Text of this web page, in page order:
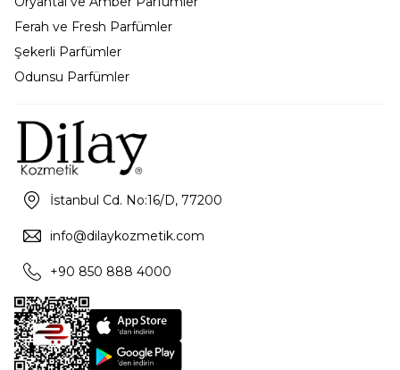
Ferah ve Fresh Parfümler
Şekerli Parfümler
Odunsu Parfümler
İstanbul Cd. No:16/D, 77200
info@dilaykozmetik.com
+90 850 888 4000